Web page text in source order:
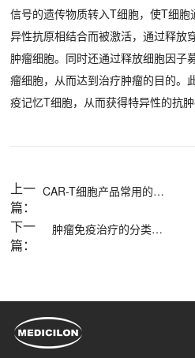
信号的遗传物质转入T细胞，使T细
异性抗原相结合而被激活，通过释放
肿瘤细胞。同时还通过释放细胞因子
瘤细胞，从而达到治疗肿瘤的目的。
疫记忆T细胞，从而获得特异性的抗肿
上一
篇：
CAR-T细胞产品常用的的非临床研究动物模型有哪些？
下一
篇：
肿瘤免疫治疗的分类有哪些？